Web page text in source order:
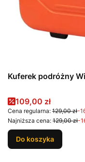
Kuferek podróżny
Cena promocyjna
109,00 zł
Cena regularna: 129,00 zł-
Najniższa cena: 129,00 zł-
Do koszyka